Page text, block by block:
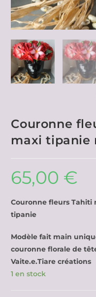
Couronne
maxi tipanie
65,00 €
Couronne fleurs
tipanie
Modèle fait main
couronne florale de
Vaite.e.Tiare créations
1 en stock